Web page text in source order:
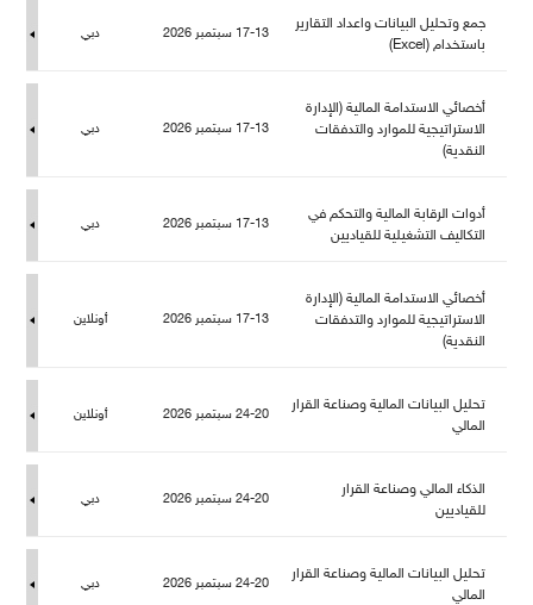
جمع وتحليل البيانات واعداد التقارير
باستخدام (Excel)
17-13 سبتمبر 2026 دبي
أخصائي الاستدامة المالية (الإدارة
الاستراتيجية للموارد والتدفقات
النقدية)
17-13 سبتمبر 2026 دبي
أدوات الرقابة المالية والتحكم في
التكاليف التشغيلية للقياديين
17-13 سبتمبر 2026 دبي
أخصائي الاستدامة المالية (الإدارة
الاستراتيجية للموارد والتدفقات
النقدية)
17-13 سبتمبر 2026 أونلاين
تحليل البيانات المالية وصناعة القرار
المالي
24-20 سبتمبر 2026 أونلاين
الذكاء المالي وصناعة القرار
قياديين
24-20 سبتمبر 2026 دبي
تحليل البيانات المالية وصناعة القرار
المالي
24-20 سبتمبر 2026 دبي